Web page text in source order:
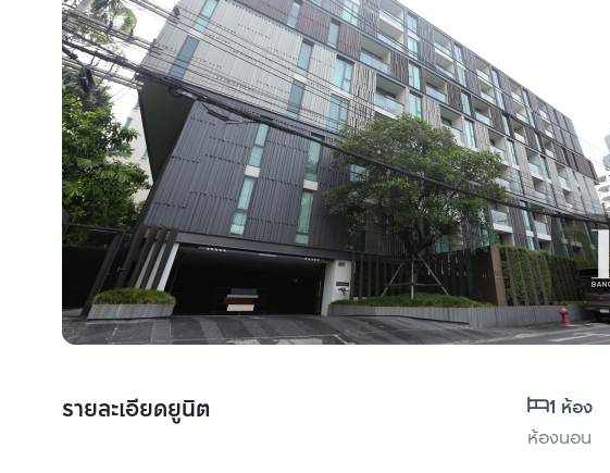
รายละเอียดยูนิต
1 ห้อง
ห้องนอน